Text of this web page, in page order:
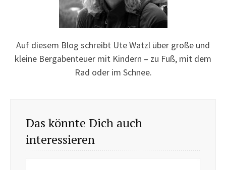
Auf diesem Blog schreibt Ute Watzl über große und
kleine Bergabenteuer mit Kindern – zu Fuß, mit dem
Rad oder im Schnee.
Das könnte Dich auch
interessieren